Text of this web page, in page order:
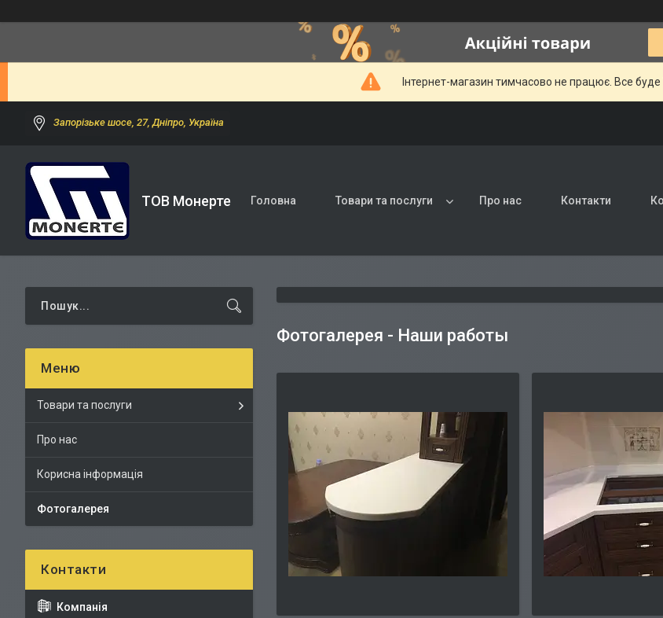
Інтернет-магазин тимчасово не працює. Все буде
Запорізьке шосе, 27, Дніпро, Україна
ТОВ Монерте Головна Товари та послуги Про нас Контакти
Фотогалерея - Наши работы
Товари та послуги
Про нас
Корисна інформація
Фотогалерея